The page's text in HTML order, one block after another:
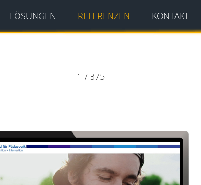
1 / 375
LÖSUNGEN REFERENZEN KONTAKT